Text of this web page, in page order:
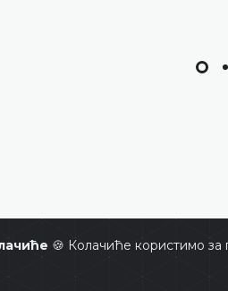
🍪 Колачиће користимо за